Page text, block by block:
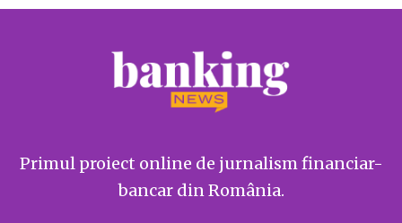
Primul proiect online de jurnalism financiar-
bancar din România.